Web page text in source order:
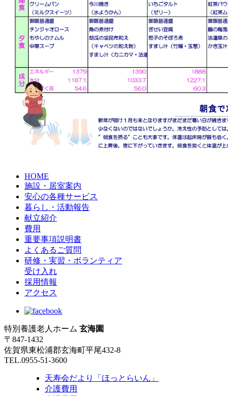
HOME
施設・居室案内
安心の各種サービス
暮らし・活動報告
献立紹介
費用
重要事項説明書
よくあるご質問
研修・実習・ボランティア
受け入れ
採用情報
アクセス
特別養護老人ホーム 玄海園
〒847-1432
佐賀県東松浦郡玄海町平尾432-8
TEL.0955-51-3600
天寿会だより「ほっとらいん」
介護費用